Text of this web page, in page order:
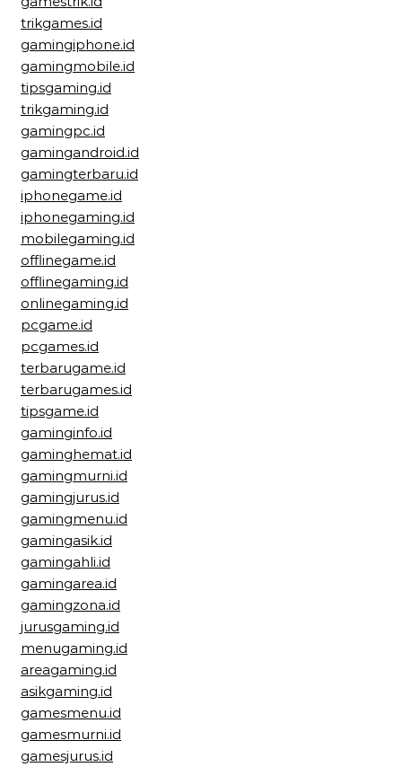
trikgames.id
gamingiphone.id
gamingmobile.id
tipsgaming.id
trikgaming.id
gamingpc.id
gamingandroid.id
gamingterbaru.id
iphonegame.id
iphonegaming.id
mobilegaming.id
offlinegame.id
offlinegaming.id
onlinegaming.id
pcgame.id
pcgames.id
terbarugame.id
terbarugames.id
tipsgame.id
gaminginfo.id
gaminghemat.id
gamingmurni.id
gamingjurus.id
gamingmenu.id
gamingasik.id
gamingahli.id
gamingarea.id
gamingzona.id
jurusgaming.id
menugaming.id
areagaming.id
asikgaming.id
gamesmenu.id
gamesmurni.id
gamesjurus.id